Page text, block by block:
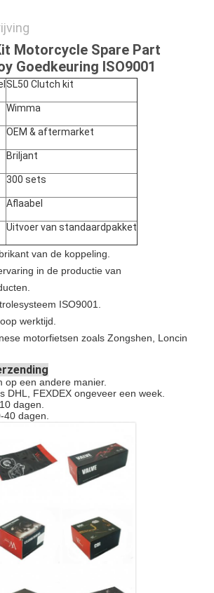
Motorcycle Spare Part
Goedkeuring ISO9001
SL50 Clutch kit
Wimma
OEM & aftermarket
Briljant
300 sets
Aflaabel
Uitvoer van standaardpakket
van de koppeling.
in de productie van
ISO9001.
werktijd.
motorfietsen zoals Zongshen, Loncin
op een andere manier.
DHL, FEXDEX ongeveer een week.
dagen.
40 dagen.